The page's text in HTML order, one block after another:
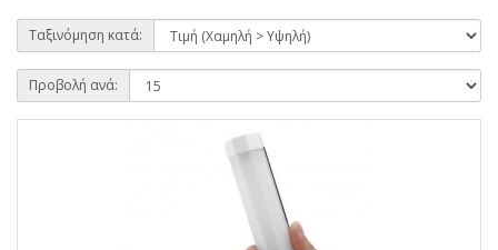
Ταξινόμηση κατά:
Προβολή ανά: